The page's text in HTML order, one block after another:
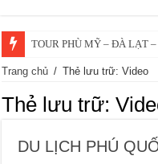
TOUR PHÙ MỸ – ĐÀ LẠT
Trang chủ / Thẻ lưu trữ: Video
Thẻ lưu trữ:
DU LỊCH PHÚ